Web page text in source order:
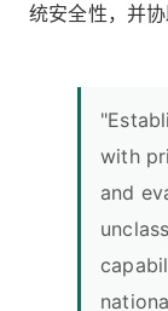
统安全性，并
with
and